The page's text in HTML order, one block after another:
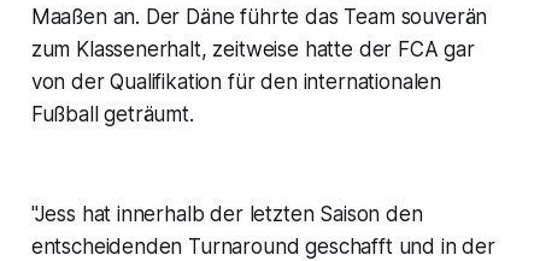
Maaßen an. Der Däne führte das Team souverän
zum Klassenerhalt, zeitweise hatte der FCA gar
von der Qualifikation für den internationalen
Fußball geträumt.
"Jess hat innerhalb der letzten Saison den
entscheidenden Turnaround geschafft und in der